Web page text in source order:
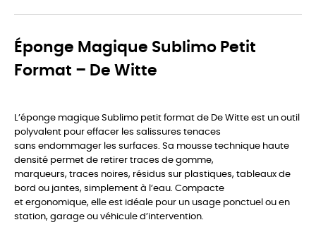
Éponge Magique Sublimo Petit
Format – De Witte
L’éponge magique Sublimo petit format de De Witte est un outil
polyvalent pour effacer les salissures tenaces
sans endommager les surfaces. Sa mousse technique haute
densité permet de retirer traces de gomme,
marqueurs, traces noires, résidus sur plastiques, tableaux de
bord ou jantes, simplement à l’eau. Compacte
et ergonomique, elle est idéale pour un usage ponctuel ou en
station, garage ou véhicule d’intervention.